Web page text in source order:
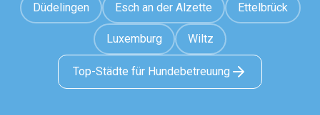
Düdelingen Esch an der Alzette Ettelbrück
Luxemburg Wiltz
Top-Städte für Hundebetreuung